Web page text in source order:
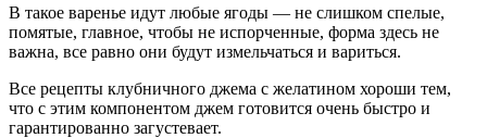
В такое варенье идут любые ягоды — не слишком спелые,
помятые, главное, чтобы не испорченные, форма здесь не
важна, все равно они будут измельчаться и вариться.
Все рецепты клубничного джема с желатином хороши тем,
что с этим компонентом джем готовится очень быстро и
гарантированно загустевает.